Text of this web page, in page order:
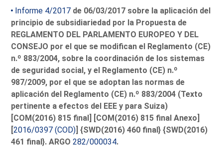
Informe 4/2017 de 06/03/2017 sobre la aplicación del
principio de subsidiariedad por la Propuesta de
REGLAMENTO DEL PARLAMENTO EUROPEO Y DEL
CONSEJO por el que se modifican el Reglamento (CE)
n.º 883/2004, sobre la coordinación de los sistemas
de seguridad social, y el Reglamento (CE) n.º
987/2009, por el que se adoptan las normas de
aplicación del Reglamento (CE) n.º 883/2004 (Texto
pertinente a efectos del EEE y para Suiza)
[COM(2016) 815 final] [COM(2016) 815 final Anexo]
[2016/0397 (COD)] {SWD(2016) 460 final} {SWD(2016)
461 final}. ARGO282/000034.